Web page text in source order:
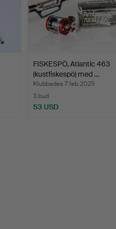
FISKESPÖ, Atlantic 463
(kustfiskespö) med …
Klubbades 7 feb 2025
3 bud
53 USD